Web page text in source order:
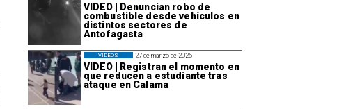
VIDEO | Denuncian robo de
combustible desde vehículos en
distintos sectores de
Antofagasta
27 de marzo de 2026
VIDEO | Registran el momento en
que reducen a estudiante tras
ataque en Calama
VIDEOS